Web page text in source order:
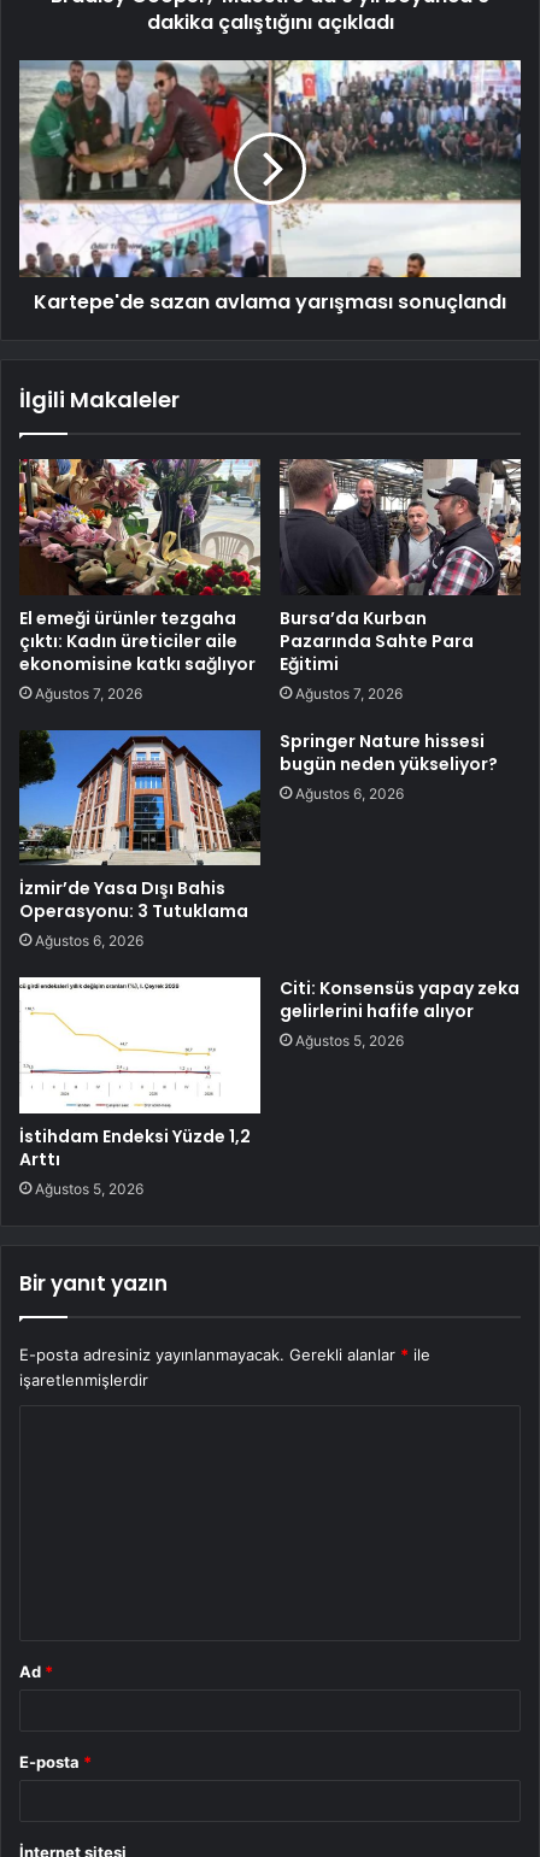
dakika çalıştığını açıkladı
Kartepe'de sazan avlama yarışması sonuçlandı
İlgili Makaleler
El emeği ürünler tezgaha
çıktı: Kadın üreticiler aile
ekonomisine katkı sağlıyor
Ağustos 7, 2026
Bursa’da Kurban
Pazarında Sahte Para
Eğitimi
Ağustos 7, 2026
İzmir’de Yasa Dışı Bahis
Operasyonu: 3 Tutuklama
Ağustos 6, 2026
Springer Nature hissesi
bugün neden yükseliyor?
Ağustos 6, 2026
İstihdam Endeksi Yüzde 1,2
Arttı
Ağustos 5, 2026
Citi: Konsensüs yapay zeka
gelirlerini hafife alıyor
Ağustos 5, 2026
Bir yanıt yazın
E-posta adresiniz yayınlanmayacak. Gerekli alanlar * ile
işaretlenmişlerdir
Ad *
E-posta *
İnternet sitesi